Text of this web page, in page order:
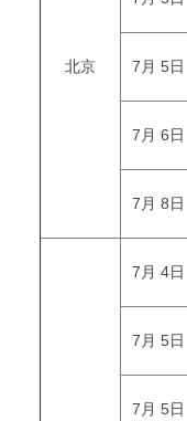
北京 7月 5日
7月 6日
7月 8日
7月 4日
7月 5日
7月 5日